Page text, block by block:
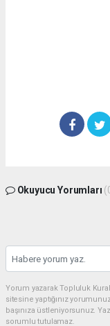
Okuyucu Yorumları
Yorum yazarak Topluluk
sitesine yaptığınız
başınıza üstleniyorsunuz.
sorumlu tutulamaz.